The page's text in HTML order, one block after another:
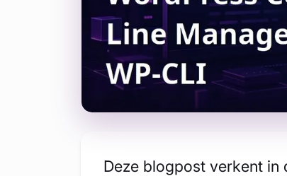
Deze blogpost verkent in